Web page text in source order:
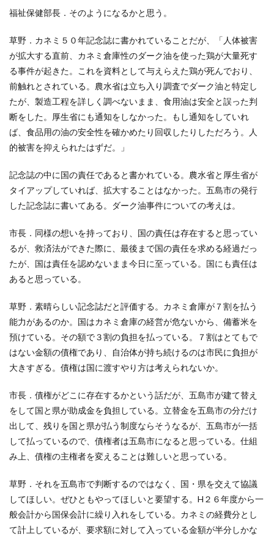
福祉保健部長．そのようになるかと思う。
草野．カネミ５０年記念誌に書かれていることだが、「人体被害
が拡大する直前、カネミ倉庫性のダーク油を使った鶏が大量死す
る事件が起きた。これを資料として与えらえた鶏が死んでおり、
前触れとされている。農水省は立ち入り調査でダーク油と特定し
たが、製造工程を詳しく調べないまま、食用油は安全と誤った判
断をした。厚生省にも通知をしなかった。もし通知をしていれ
ば、食品用の油の安全性を確かめたり回収したりしただろう。人
的被害を抑えられたはずだ。」
記念誌の中に国の責任であると書かれている。農水省と厚生省が
タイアップしていれば、拡大することはなかった。五島市の発行
した記念誌に書いてある。ダーク油事件についての考えは。
市長．同様の想いを持っており、国の責任は存在すると思ってい
るが、救済法ができた際に、最後まで国の責任を求める経過だっ
たが、国は責任を認めないまま今日に至っている。国にも責任は
あると思っている。
草野．素晴らしい記念誌だと評価する。カネミ倉庫が７割を払う
能力があるのか。国はカネミ倉庫の経営が危ないから、備蓄米を
預けている。その額で３割の負担を払っている。７割はとてもで
はない金額の債権であり、自治体が持ち続けるのは市民に負担が
大きすぎる。債権は国に渡すやり方は考えられないか。
市長．債権がどこに存在するかという話だが、五島市が建て替え
をして国と県が助成金を負担している。立替金を五島市の分だけ
出して、残りを国と県が払う制度ならそうなるが、五島市が一括
して払っているので、債権者は五島市になると思っている。仕組
み上、債権の主権者を変えることは難しいと思っている。
草野．それを五島市で判断するのではなく、国・県を交えて協議
してほしい。ぜひともやってほしいと要望する。H２６年度から一
般会計から国保会計に繰り入れをしている。カネミの経費分とし
て計上しているが、要求額に対して入っている金額が半分しかな